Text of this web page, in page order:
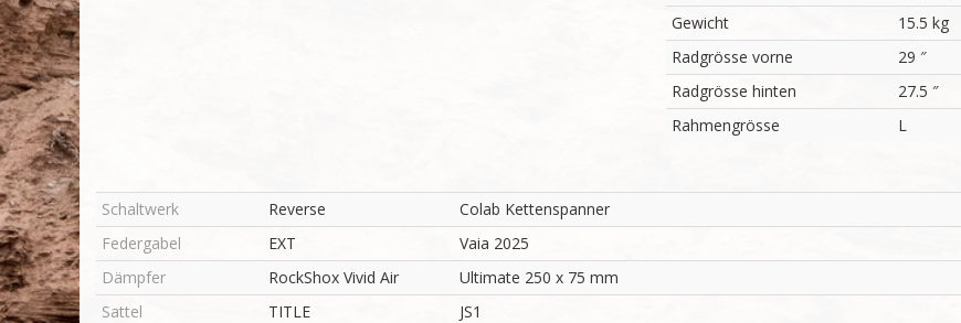
Gewicht
15.5 kg
Radgrösse vorne
29 ″
Radgrösse hinten
27.5 ″
Rahmengrösse
L
Schaltwerk Reverse
Colab Kettenspanner
Federgabel
EXT
Vaia 2025
Dämpfer
RockShox Vivid Air
Ultimate 250 x 75 mm
Sattel
TITLE
JS1